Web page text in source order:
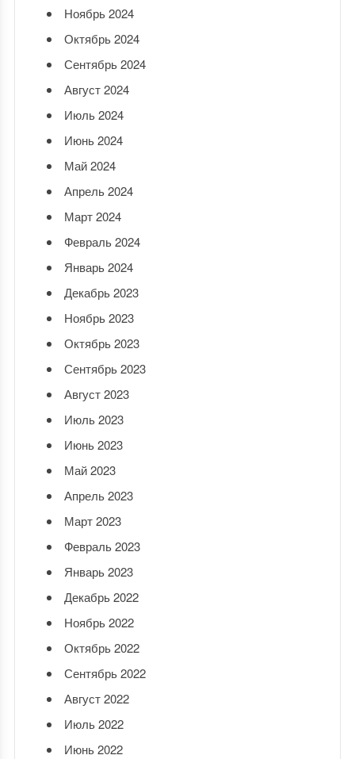
Ноябрь 2024
Октябрь 2024
Сентябрь 2024
Август 2024
Июль 2024
Июнь 2024
Май 2024
Апрель 2024
Март 2024
Февраль 2024
Январь 2024
Декабрь 2023
Ноябрь 2023
Октябрь 2023
Сентябрь 2023
Август 2023
Июль 2023
Июнь 2023
Май 2023
Апрель 2023
Март 2023
Февраль 2023
Январь 2023
Декабрь 2022
Ноябрь 2022
Октябрь 2022
Сентябрь 2022
Август 2022
Июль 2022
Июнь 2022